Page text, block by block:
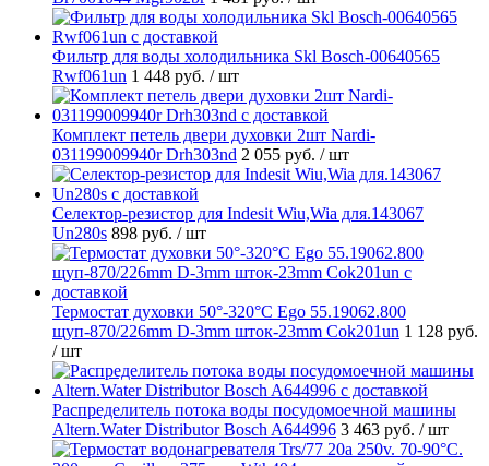
Фильтр для воды холодильника Skl Bosch-00640565
Rwf061un 1 448 руб. / шт
Комплект петель двери духовки 2шт Nardi-
031199009940r Drh303nd 2 055 руб. / шт
Селектор-резистор для Indesit Wiu,Wia для.143067
Un280s 898 руб. / шт
Термостат духовки 50°-320°C Ego 55.19062.800
щуп-870/226mm D-3mm шток-23mm Cok201un 1 128 руб.
/ шт
Распределитель потока воды посудомоечной машины
Altern.Water Distributor Bosch A644996 3 463 руб. / шт